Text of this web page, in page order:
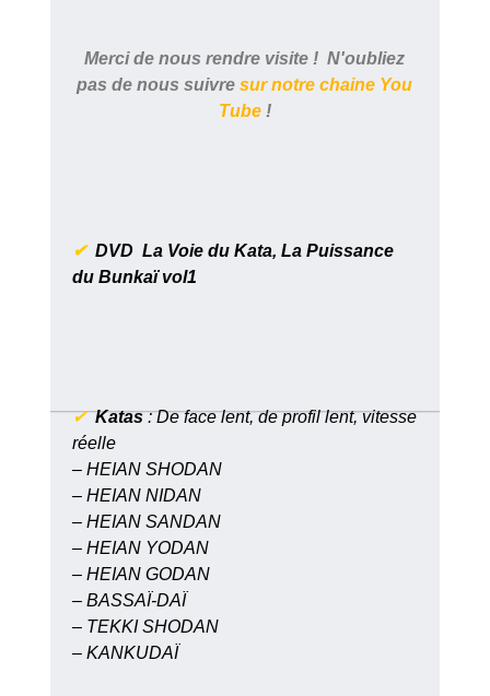
Merci de nous rendre visite ! N'oubliez
pas de nous suivresur notre chaine You
Tube!
✔ DVD La Voie du Kata, La Puissance
du Bunkaï vol1
✔ Katas: De face lent, de profil lent, vitesse
réelle
– HEIAN SHODAN
– HEIAN NIDAN
– HEIAN SANDAN
– HEIAN YODAN
– HEIAN GODAN
– BASSAÏ-DAÏ
– TEKKI SHODAN
– KANKUDAÏ